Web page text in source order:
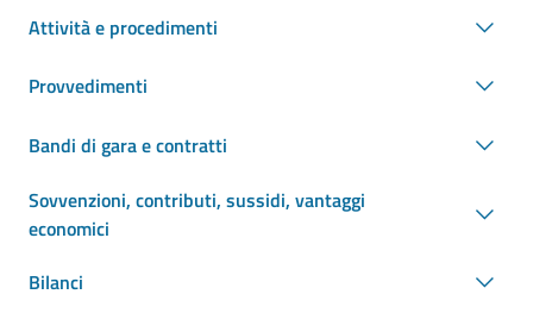
Attività e procedimenti
Provvedimenti
Bandi di gara e contratti
Sovvenzioni, contributi, sussidi, vantaggi
economici
Bilanci